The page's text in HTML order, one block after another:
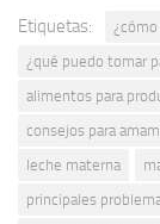
Etiquetas:
¿qué puedo tomar
alimentos para
consejos para
leche materna
principales